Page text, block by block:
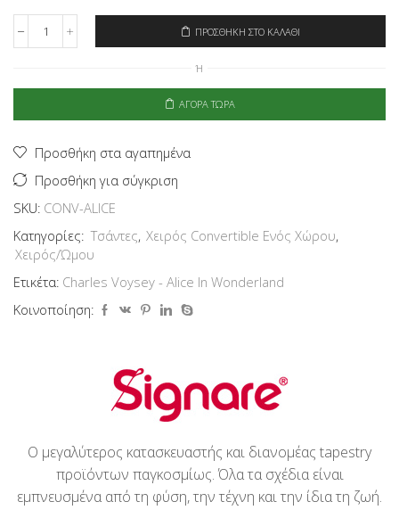
Signare
Ώμου
Alice
Wonderland
ποσότητα
ΠΡΟΣΘΉΚΗ ΣΤΟ ΚΑΛΆΘΙ
Ή
ΑΓΟΡΆ ΤΏΡΑ
Προσθήκη στα αγαπημένα
Προσθήκη για σύγκριση
SKU: CONV-ALICE
Κατηγορίες: Τσάντες, Χειρός Convertible Ενός Χώρου,
Χειρός/Ώμου
Ετικέτα: Charles Voysey - Alice In Wonderland
Κοινοποίηση:
Ο μεγαλύτερος κατασκευαστής και διανομέας tapestry
προϊόντων παγκοσμίως. Όλα τα σχέδια είναι
εμπνευσμένα από τη φύση, την τέχνη και την ίδια τη ζωή.